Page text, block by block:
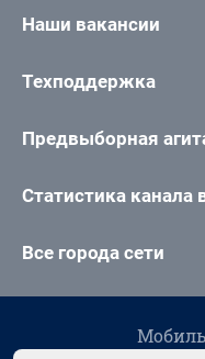
Наши вакансии
Техподдержка
Предвыборная
Статистика канала
Все города сети